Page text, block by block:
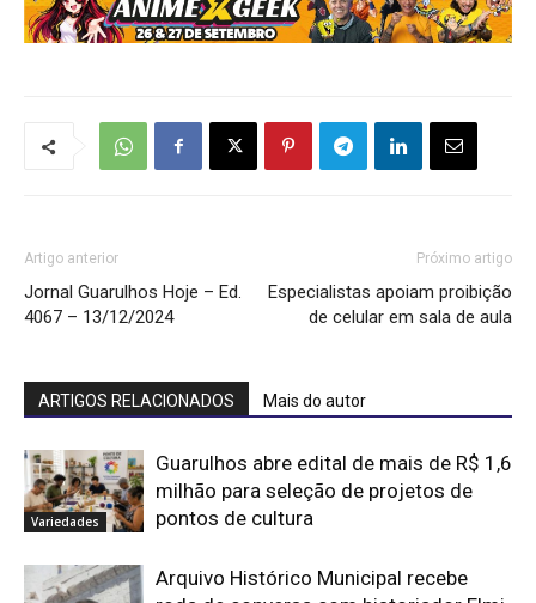
Artigo anterior
Jornal Guarulhos Hoje – Ed.
4067 – 13/12/2024
Próximo artigo
Especialistas apoiam proibição
de celular em sala de aula
ARTIGOS RELACIONADOS Mais do autor
Variedades
Guarulhos abre edital de mais de R$ 1,6
milhão para seleção de projetos de
pontos de cultura
Arquivo Histórico Municipal recebe